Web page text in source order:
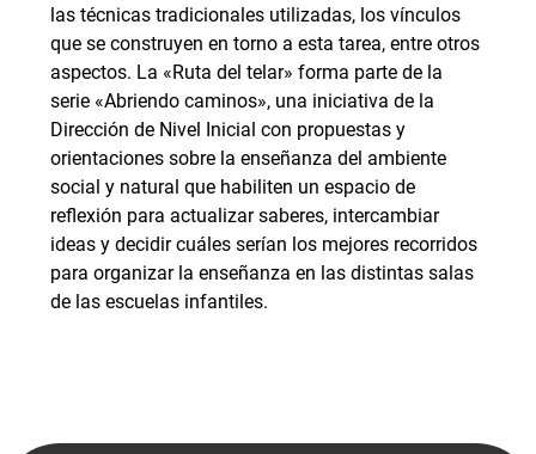
las técnicas tradicionales utilizadas, los vínculos
que se construyen en torno a esta tarea, entre otros
aspectos. La «Ruta del telar» forma parte de la
serie «Abriendo caminos», una iniciativa de la
Dirección de Nivel Inicial con propuestas y
orientaciones sobre la enseñanza del ambiente
social y natural que habiliten un espacio de
reflexión para actualizar saberes, intercambiar
ideas y decidir cuáles serían los mejores recorridos
para organizar la enseñanza en las distintas salas
de las escuelas infantiles.